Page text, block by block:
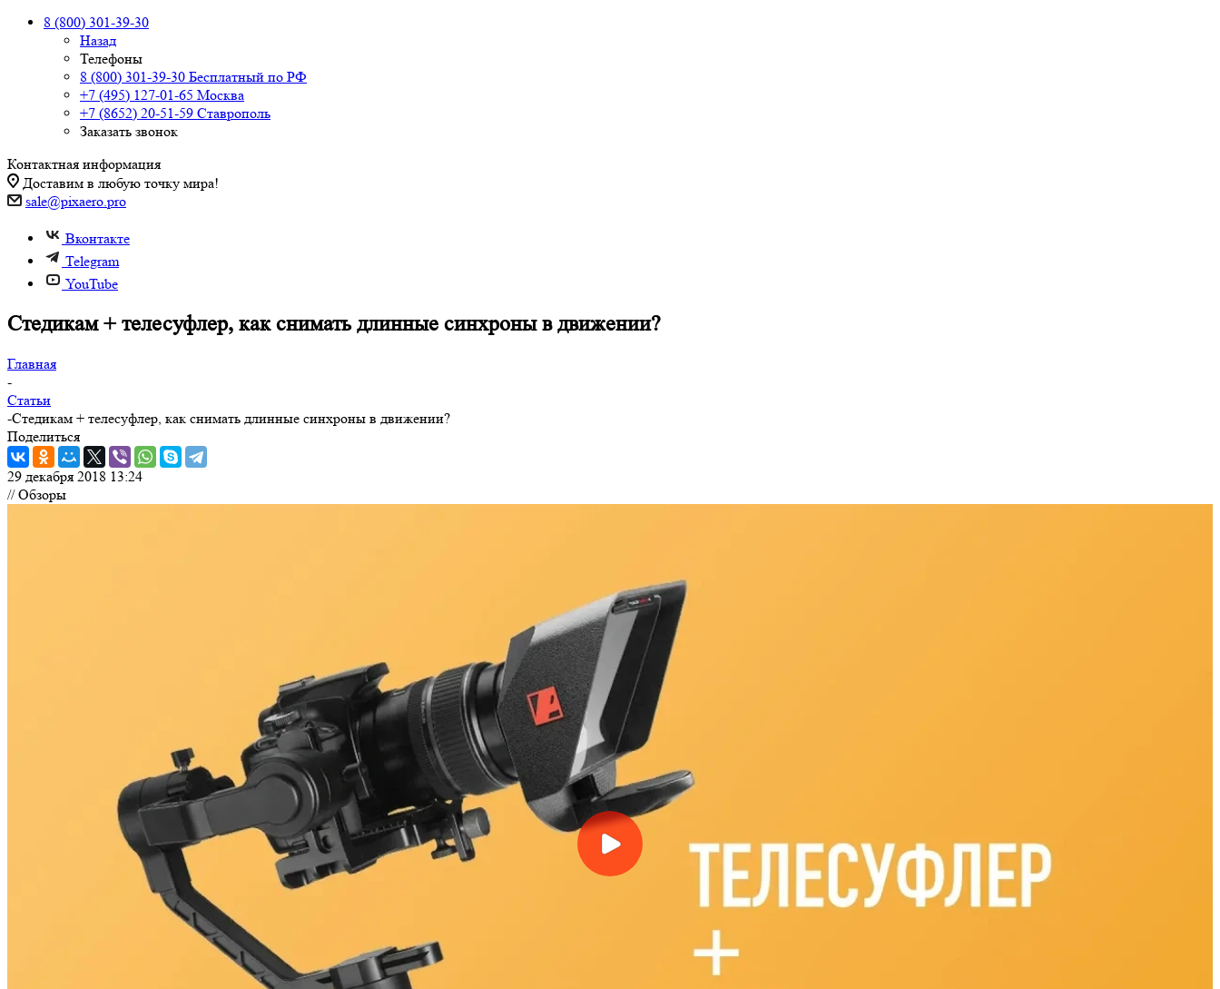
8 (800) 301-39-30
Назад
Телефоны
8 (800) 301-39-30 Бесплатный по РФ
+7 (495) 127-01-65 Москва
+7 (8652) 20-51-59 Ставрополь
Заказать звонок
Контактная информация
Доставим в любую точку мира!
sale@pixaero.pro
Вконтакте
Telegram
YouTube
Стедикам + телесуфлер, как снимать длинные синхроны в движении?
Главная
-
Статьи
-Стедикам + телесуфлер, как снимать длинные синхроны в движении?
Поделиться
29 декабря 2018 13:24
// Обзоры